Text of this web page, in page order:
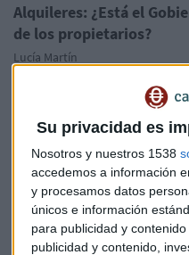
Su privacidad es
Nosotros y nuestros 1538
accedemos a información
y procesamos datos
únicos e información
para publicidad y
publicidad y contenido,
Alquileres: ¿Está el
de los propietarios?
Lucía Martín